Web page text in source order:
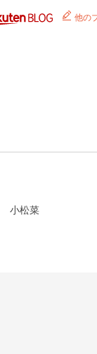
他の
小松菜